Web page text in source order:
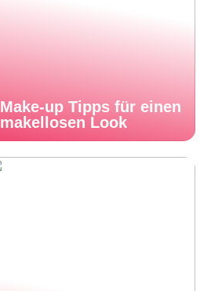
Make-up Tipps für einen
makellosen Look